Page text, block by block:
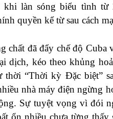
làn sóng biểu tình từ
quyền kể từ sau cách
chất đã đẩy chế độ
dịch, kéo theo khủng
thời “Thời kỳ Đặc biệt”
nhà máy điện ngừng
Sự tuyệt vọng vì đói
ổn nhiều chưa từng